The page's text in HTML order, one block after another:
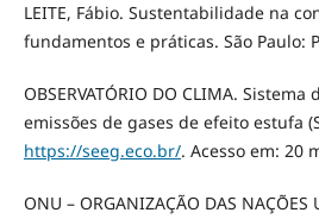
LEITE, Fábio. Sustentabilidade na
fundamentos e práticas. São Paulo:
OBSERVATÓRIO DO CLIMA.
emissões de gases de efeito estufa
https://seeg.eco.br/⁠. Acesso em: 20
ONU – ORGANIZAÇÃO DAS